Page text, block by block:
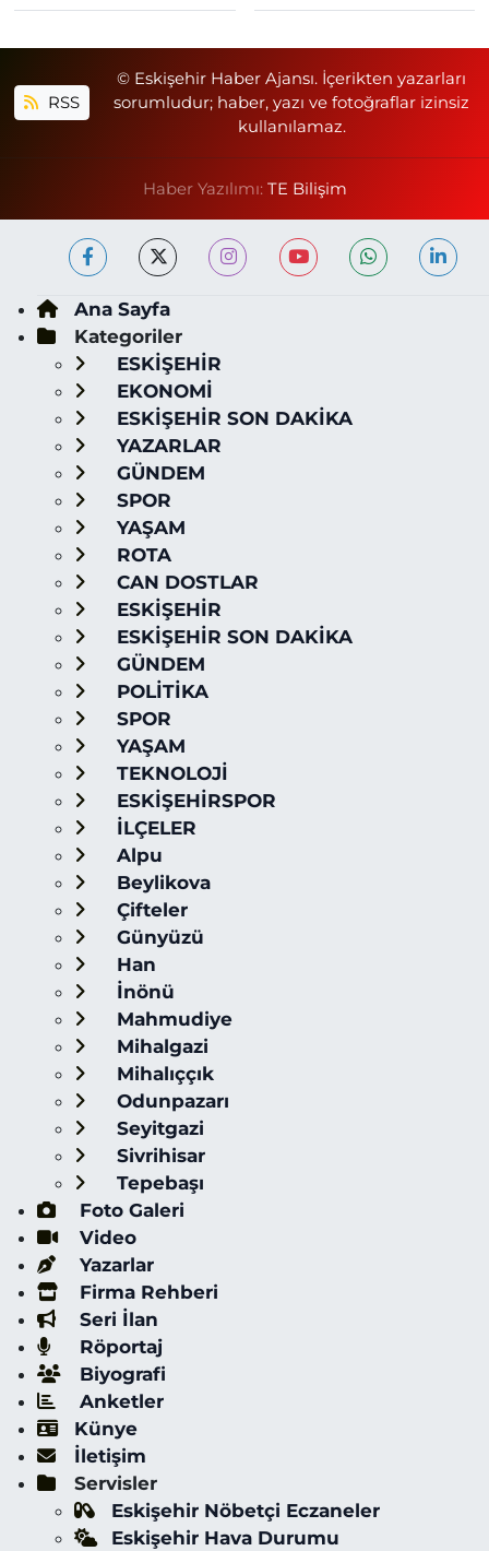
RSS
© Eskişehir Haber Ajansı. İçerikten yazarları
sorumludur; haber, yazı ve fotoğraflar izinsiz
kullanılamaz.
Haber Yazılımı: TE Bilişim
Ana Sayfa
Kategoriler
ESKİŞEHİR
EKONOMİ
ESKİŞEHİR SON DAKİKA
YAZARLAR
GÜNDEM
SPOR
YAŞAM
ROTA
CAN DOSTLAR
ESKİŞEHİR
ESKİŞEHİR SON DAKİKA
GÜNDEM
POLİTİKA
SPOR
YAŞAM
TEKNOLOJİ
ESKİŞEHİRSPOR
İLÇELER
Alpu
Beylikova
Çifteler
Günyüzü
Han
İnönü
Mahmudiye
Mihalgazi
Mihalıççık
Odunpazarı
Seyitgazi
Sivrihisar
Tepebaşı
Foto Galeri
Video
Yazarlar
Firma Rehberi
Seri İlan
Röportaj
Biyografi
Anketler
Künye
İletişim
Servisler
Eskişehir Nöbetçi Eczaneler
Eskişehir Hava Durumu